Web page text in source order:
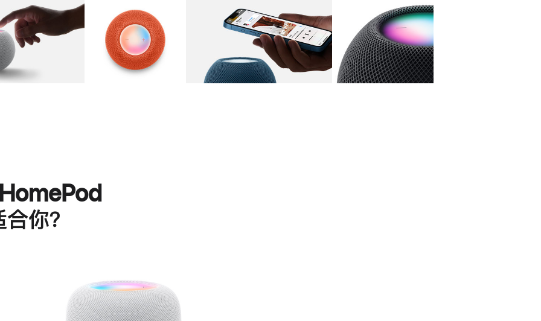
图库 图像 图库 图像 图库 图像 4 图库 图像 5
你？
进
一
步